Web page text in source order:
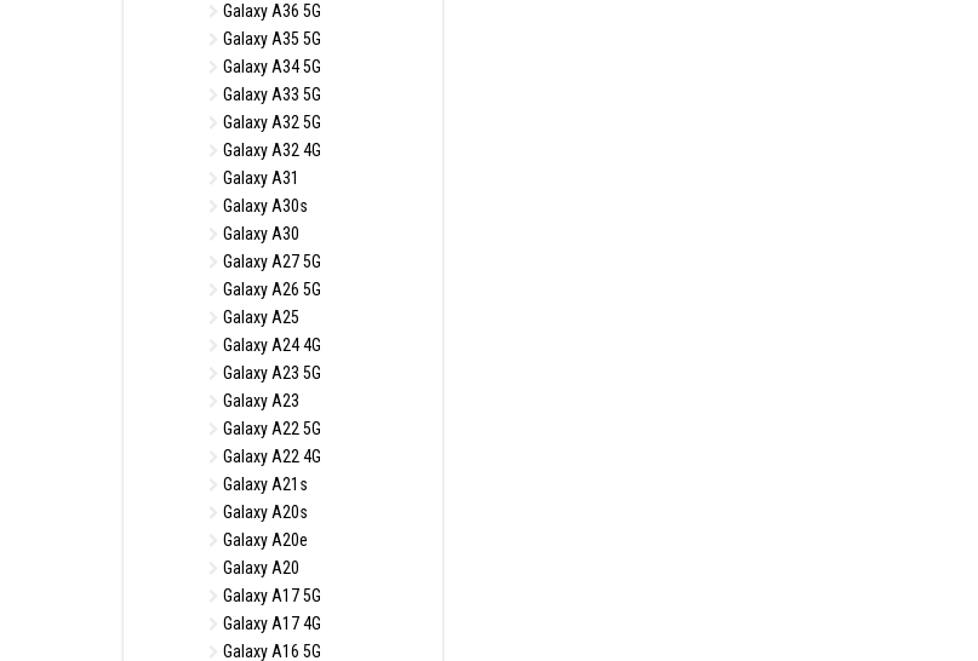
Galaxy A36 5G
Galaxy A35 5G
Galaxy A34 5G
Galaxy A33 5G
Galaxy A32 5G
Galaxy A32 4G
Galaxy A31
Galaxy A30s
Galaxy A30
Galaxy A27 5G
Galaxy A26 5G
Galaxy A25
Galaxy A24 4G
Galaxy A23 5G
Galaxy A23
Galaxy A22 5G
Galaxy A22 4G
Galaxy A21s
Galaxy A20s
Galaxy A20e
Galaxy A20
Galaxy A17 5G
Galaxy A17 4G
Galaxy A16 5G